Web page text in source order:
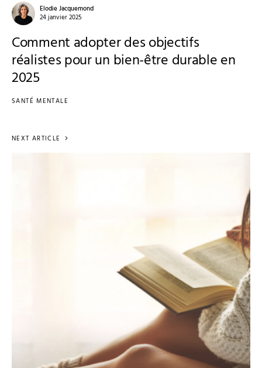
Elodie Jacquemond
24 janvier 2025
Comment adopter des objectifs
réalistes pour un bien-être durable en
2025
SANTÉ MENTALE
NEXT ARTICLE